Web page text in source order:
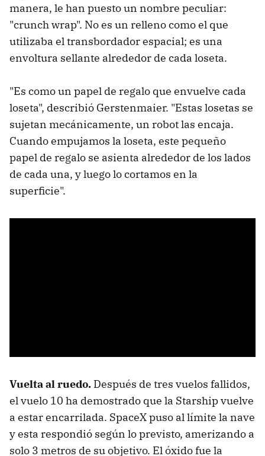
manera, le han puesto un nombre peculiar:
"crunch wrap". No es un relleno como el que
utilizaba el transbordador espacial; es una
envoltura sellante alrededor de cada loseta.
"Es como un papel de regalo que envuelve cada
loseta", describió Gerstenmaier. "Estas losetas se
sujetan mecánicamente, un robot las encaja.
Cuando empujamos la loseta, este pequeño
papel de regalo se asienta alrededor de los lados
de cada una, y luego lo cortamos en la
superficie".
Vuelta al ruedo. Después de tres vuelos fallidos,
el vuelo 10 ha demostrado que la Starship vuelve
a estar encarrilada. SpaceX puso al límite la nave
y esta respondió según lo previsto, amerizando a
solo 3 metros de su objetivo. El óxido fue la